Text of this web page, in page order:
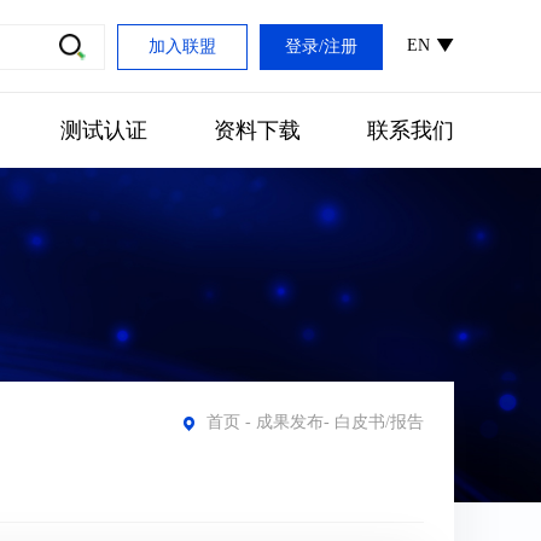
EN
登录/注册
加入联盟
测试认证 资料下载 联系我们
首页 - 成果发布- 白皮书/报告